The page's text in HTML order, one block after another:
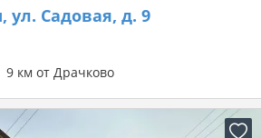
ул. Садовая, д. 9
9 км от Драчково